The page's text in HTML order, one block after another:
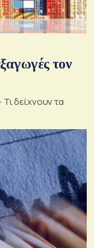
τον
δείχνουν τα